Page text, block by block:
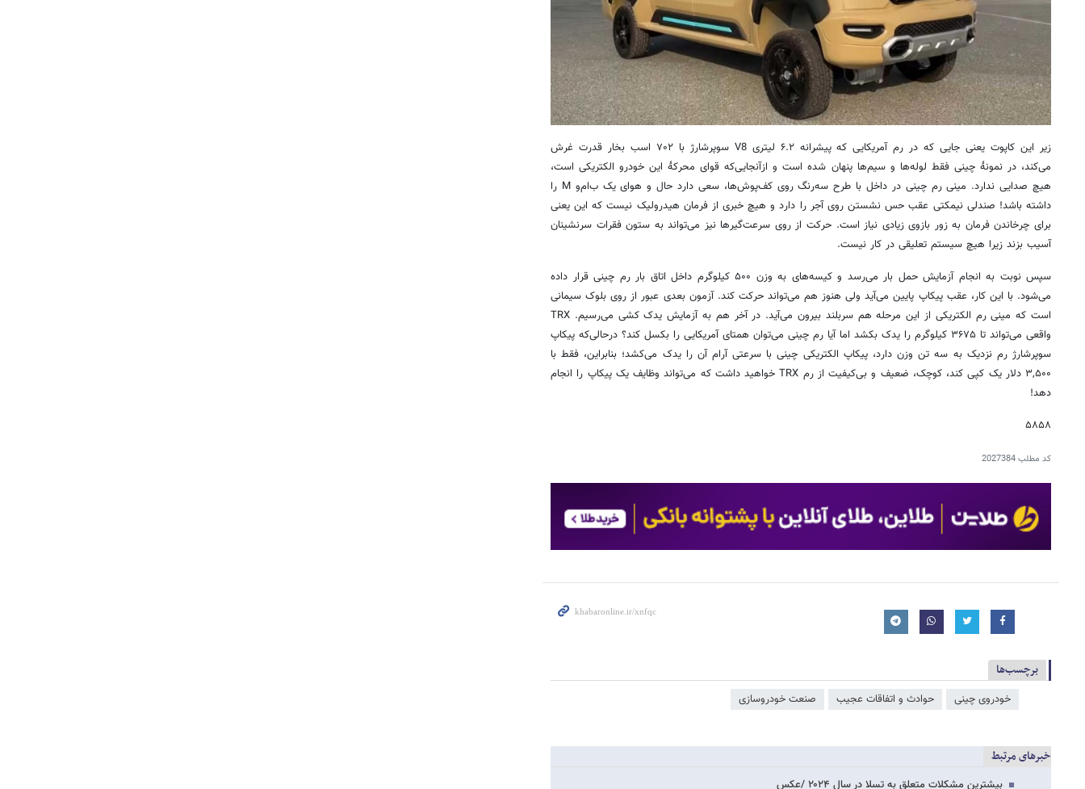
زیر این کاپوت یعنی جایی که در رم آمریکایی که پیشرانه ۶.۲ لیتری V8 سوپرشارژ با ۷۰۲ اسب بخار قدرت غرش
می‌کند، در نمونهٔ چینی فقط لوله‌ها و سیم‌ها پنهان شده است و ازآنجایی‌که قوای محرکهٔ این خودرو الکتریکی است،
هیچ صدایی ندارد. مینی رم چینی در داخل با طرح سه‌رنگ روی کف‌پوش‌ها، سعی دارد حال و هوای یک ب‌ام‌و M را
داشته باشد! صندلی نیمکتی عقب حس نشستن روی آجر را دارد و هیچ خبری از فرمان هیدرولیک نیست که این یعنی
برای چرخاندن فرمان به زور بازوی زیادی نیاز است. حرکت از روی سرعت‌گیرها نیز می‌تواند به ستون فقرات سرنشینان
آسیب بزند زیرا هیچ سیستم تعلیقی در کار نیست.
سپس نوبت به انجام آزمایش حمل بار می‌رسد و کیسه‌های به وزن ۵۰۰ کیلوگرم داخل اتاق بار رم چینی قرار داده
می‌شود. با این کار، عقب پیکاپ پایین می‌آید ولی هنوز هم می‌تواند حرکت کند. آزمون بعدی عبور از روی بلوک سیمانی
است که مینی رم الکتریکی از این مرحله هم سربلند بیرون می‌آید. در آخر هم به آزمایش یدک کشی می‌رسیم. TRX
واقعی می‌تواند تا ۳۶۷۵ کیلوگرم را یدک بکشد اما آیا رم چینی می‌توان همتای آمریکایی را بکسل کند؟ درحالی‌که پیکاپ
سوپرشارژ رم نزدیک به سه تن وزن دارد، پیکاپ الکتریکی چینی با سرعتی آرام آن را یدک می‌کشد؛ بنابراین، فقط با
۳,۵۰۰ دلار یک کپی کند، کوچک، ضعیف و بی‌کیفیت از رم TRX خواهید داشت که می‌تواند وظایف یک پیکاپ را انجام
دهد!
۵۸۵۸
کد مطلب2027384
برچسب‌ها
خودروی چینی حوادث و اتفاقات عجیب صنعت خودروسازی
خبرهای مرتبط
بیشترین مشکلات متعلق به تسلا در سال ۲۰۲۴ /عکس